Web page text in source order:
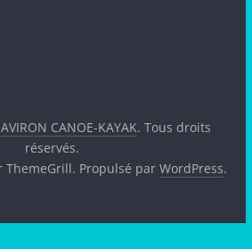
AVIRON CANOE-KAYAK. Tous droits
réservés.
ThemeGrill. Propulsé parWordPress.